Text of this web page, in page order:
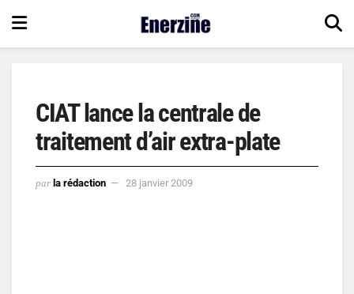
CIAT lance la centrale de
traitement d’air extra-plate
par la rédaction 28 janvier 2009